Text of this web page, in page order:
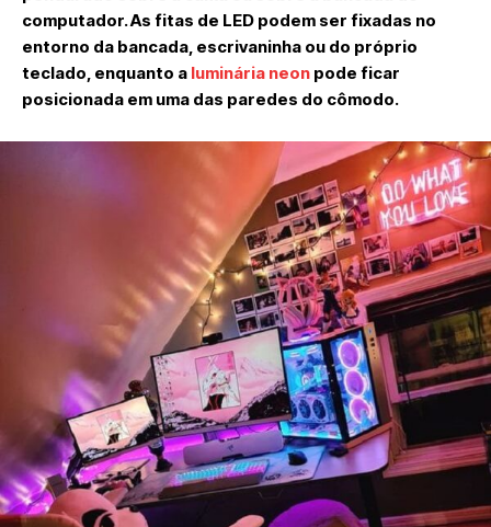
computador. As fitas de LED podem ser fixadas no
entorno da bancada, escrivaninha ou do próprio
teclado, enquanto a luminária neon pode ficar
posicionada em uma das paredes do cômodo.